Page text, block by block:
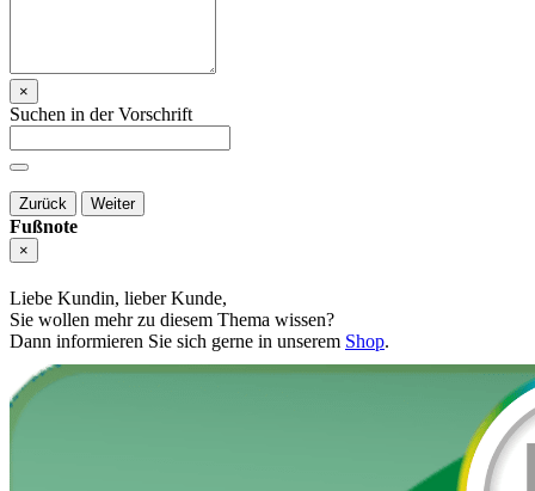
×
Suchen in der Vorschrift
Zurück Weiter
Fußnote
×
Liebe Kundin, lieber Kunde,
Sie wollen mehr zu diesem Thema wissen?
Dann informieren Sie sich gerne in unserem Shop.